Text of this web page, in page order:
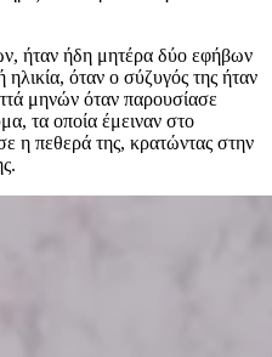
ήταν ήδη μητέρα δύο εφήβων
όταν ο σύζυγός της ήταν
μηνών όταν παρουσίασε
τα οποία έμειναν στο
η πεθερά της, κρατώντας στην